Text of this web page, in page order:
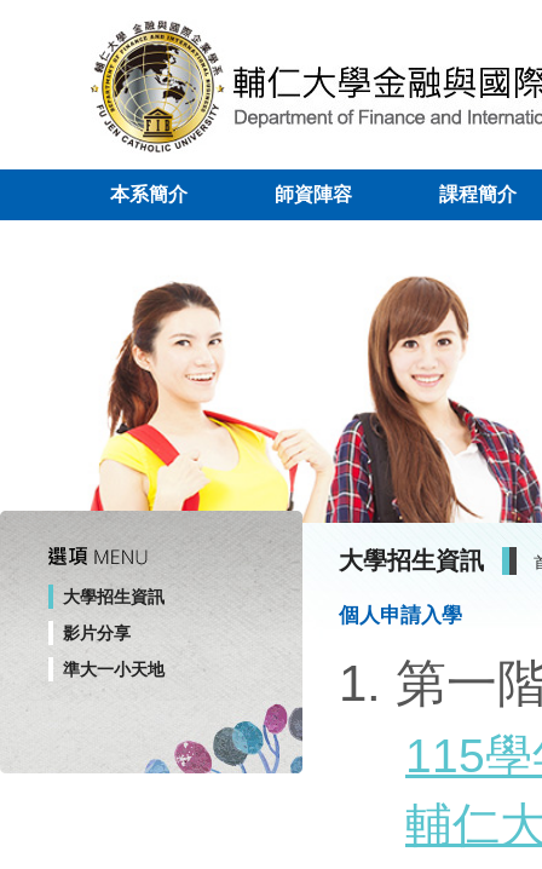
本系簡介 師資陣容 課程簡介
大學招生資訊
影片分享
準大一小天地
大學招生資訊
個人申請入學
1. 第一
115
輔仁